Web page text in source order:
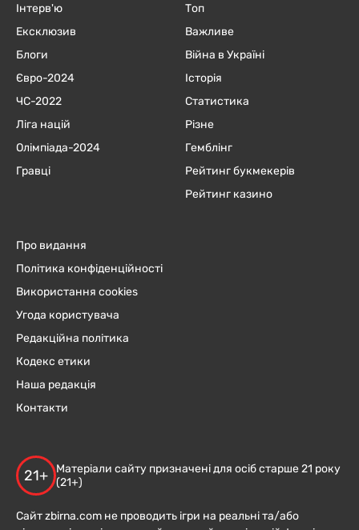
Інтерв'ю
Ексклюзив
Блоги
Євро-2024
ЧC-2022
Ліга націй
Олімпіада-2024
Гравці
Топ
Важливе
Війна в Україні
Історія
Статистика
Різне
Гемблінг
Рейтинг букмекерів
Рейтинг казино
Про видання
Політика конфіденційності
Використання cookies
Угода користувача
Редакційна політика
Кодекс етики
Наша редакція
Контакти
21+
Матеріали сайту призначені для осіб старше 21 року
(21+)
Сайт zbirna.com не проводить ігри на реальні та/або